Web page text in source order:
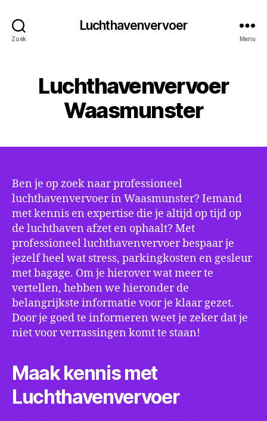
Zoek
Luchthavenvervoer
Menu
Luchthavenvervoer
Waasmunster
Ben je op zoek naar professioneel
luchthavenvervoer in Waasmunster? Iemand
met kennis en expertise die je altijd op tijd op
de luchthaven afzet en ophaalt? Met
professioneel luchthavenvervoer bespaar je
jezelf heel wat stress, parkingkosten en gesleur
met bagage. Om je hierover wat meer te
vertellen, hebben we hieronder de
belangrijkste informatie voor je klaar gezet.
Door je goed te informeren weet je zeker dat je
niet voor verrassingen komt te staan!
Maak kennis met
Luchthavenvervoer